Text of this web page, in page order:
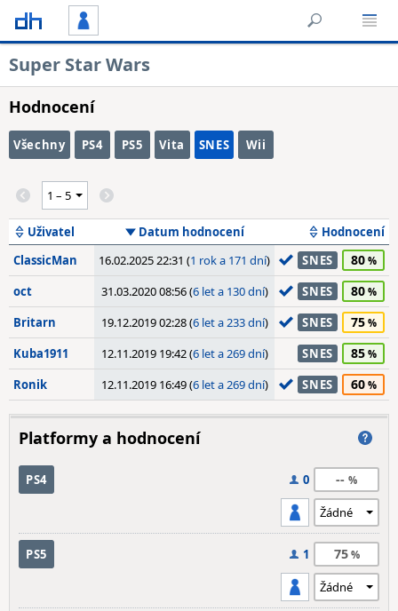
Super Star Wars
Hodnocení
Všechny PS4 PS5 Vita SNES Wii
Uživatel Datum hodnocení
Hodnocení
ClassicMan
16.02.2025 22:31 (1 rok a 171 dní) SNES 80
oct 31.03.2020 08:56 (6 let a 130 dní) SNES 80
Britarn 19.12.2019 02:28 (6 let a 233 dní) SNES 75
Kuba1911 12.11.2019 19:42 (6 let a 269 dní) SNES 85
Ronik 12.11.2019 16:49 (6 let a 269 dní) SNES 60
Platformy a hodnocení
PS4 0 --
PS5 1 75